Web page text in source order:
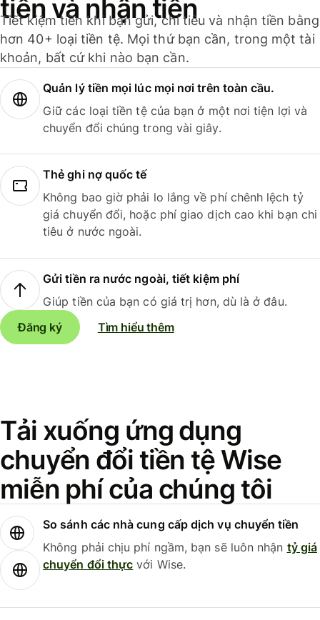
tiền và nhận tiền
Tiết kiệm tiền khi bạn gửi, chi tiêu và nhận tiền bằng
hơn 40+ loại tiền tệ. Mọi thứ bạn cần, trong một tài
khoản, bất cứ khi nào bạn cần.
Quản lý tiền mọi lúc mọi nơi trên toàn cầu.
Giữ các loại tiền tệ của bạn ở một nơi tiện lợi và
chuyển đổi chúng trong vài giây.
Thẻ ghi nợ quốc tế
Không bao giờ phải lo lắng về phí chênh lệch tỷ
giá chuyển đổi, hoặc phí giao dịch cao khi bạn chi
tiêu ở nước ngoài.
Gửi tiền ra nước ngoài, tiết kiệm phí
Giúp tiền của bạn có giá trị hơn, dù là ở đâu.
Đăng ký
Tìm hiểu thêm
Tải xuống ứng dụng
chuyển đổi tiền tệ Wise
miễn phí của chúng tôi
So sánh các nhà cung cấp dịch vụ chuyển tiền
Không phải chịu phí ngầm, bạn sẽ luôn nhận tỷ giá
chuyển đổi thực với Wise.